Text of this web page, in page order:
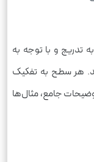
تدریج و با توجه به
هر سطح به تفکیک
جامع، مثال‌ها